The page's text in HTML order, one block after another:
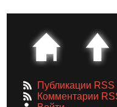
Публикации RSS
Комментарии